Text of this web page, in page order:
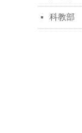
넷 科教部